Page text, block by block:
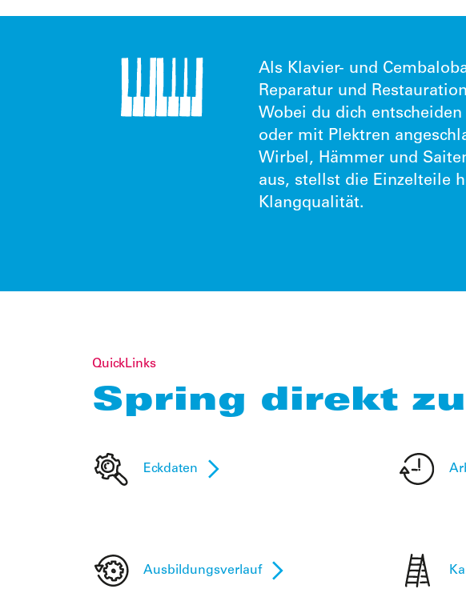
Als Klavier- und
Reparatur und
Wobei du dich
oder mit Plektren
Wirbel, Hämmer und
aus, stellst die Einzelteile
Klangqualität.
QuickLinks
Spring direkt
Eckdaten
Ausbildungsverlauf